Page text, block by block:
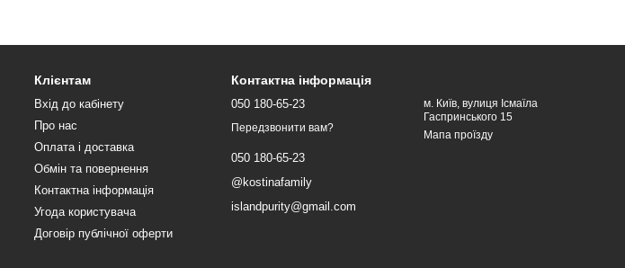
Клієнтам
Вхід до кабінету
Про нас
Оплата і доставка
Обмін та повернення
Контактна інформація
Угода користувача
Договір публічної оферти
Контактна інформація
050 180-65-23
Передзвонити вам?
050 180-65-23
@kostinafamily
islandpurity@gmail.com
м. Київ, вулиця Ісмаїла
Гаспринського 15
Мапа проїзду